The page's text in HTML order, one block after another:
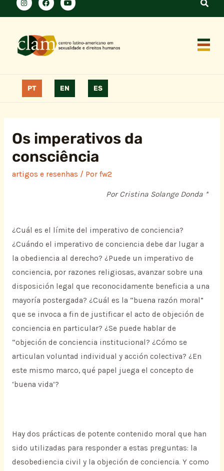
PT EN ES
Os imperativos da
consciência
artigos e resenhas / Por fw2
Por Cristina Solange Donda *
¿Cuál es el límite del imperativo de conciencia?
¿Cuándo el imperativo de conciencia debe dar lugar a
la obediencia al derecho? ¿Puede un imperativo de
conciencia, por razones religiosas, avanzar sobre una
disposición legal que reconocidamente beneficia a una
mayoría postergada? ¿Cuál es la “buena razón moral”
que se invoca a fin de justificar el acto de objeción de
conciencia en particular? ¿Se puede hablar de
“objeción de conciencia institucional? ¿Cómo se
articulan voluntad individual y acción colectiva? ¿En
este mismo marco, qué papel juega el concepto de
‘buena vida’?
Hay dos prácticas de potente contenido moral que han
sido utilizadas para responder a estas preguntas: la
desobediencia civil y la objeción de conciencia. Y como